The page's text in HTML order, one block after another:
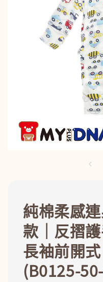
純棉柔感
款｜反摺
長袖前開
(B0125-